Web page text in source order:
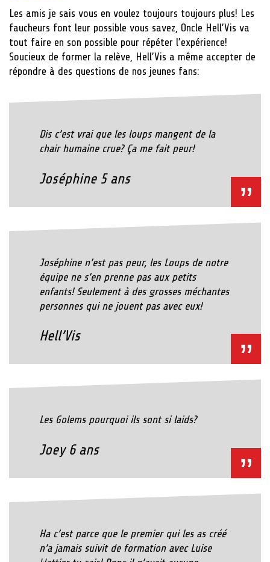
Les amis je sais vous en voulez toujours toujours plus! Les
faucheurs font leur possible vous savez, Oncle Hell’Vis va
tout faire en son possible pour répéter l’expérience!
Soucieux de former la relève, Hell’Vis a même accepter de
répondre à des questions de nos jeunes fans:
Dis c’est vrai que les loups mangent de la
chair humaine crue? Ça me fait peur!
Joséphine 5 ans
Joséphine n’est pas peur, les Loups de notre
équipe ne s’en prenne pas aux petits
enfants! Seulement à des grosses méchantes
personnes qui ne jouent pas avec eux!
Hell’Vis
Les Golems pourquoi ils sont si laids?
Joey 6 ans
Ha c’est parce que le premier qui les as créé
n’a jamais suivit de formation avec Luise